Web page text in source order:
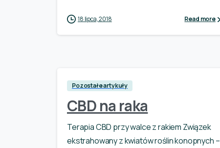
18 lipca, 2018 Read more
Pozostałe artykuły
CBD na raka
Terapia CBD przy walce z rakiem Związek
ekstrahowany z kwiatów roślin konopnych –